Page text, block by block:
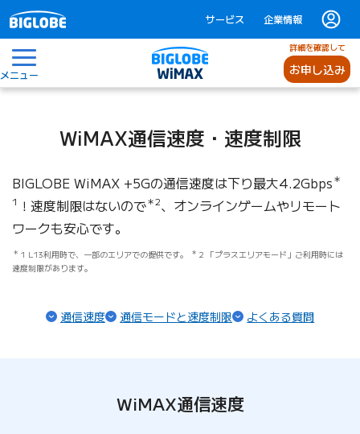
サービス 企業情報
メニュー
詳細を確認して
お申し込み
WiMAX通信速度・速度制限
BIGLOBE WiMAX +5Gの通信速度は下り最大4.2Gbps＊
1 ！ 速度制限はないので＊2、オンラインゲームやリモート
ワークも安心です。
1 L13利用時で、一部のエリアでの提供です。
2 「プラスエリアモード」ご利用時には
速度制限があります。
通信速度 通信モードと速度制限 よくある質問
WiMAX通信速度